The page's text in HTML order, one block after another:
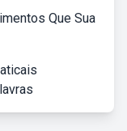
Que Sua